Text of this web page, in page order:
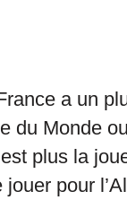
a un
du Monde
plus la
pour